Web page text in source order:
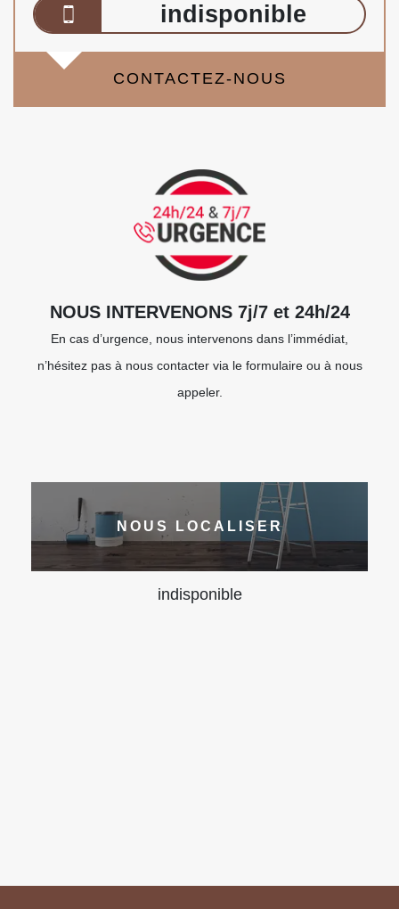
indisponible
CONTACTEZ-NOUS
NOUS INTERVENONS 7j/7 et 24h/24
En cas d’urgence, nous intervenons dans l’immédiat,
n’hésitez pas à nous contacter via le formulaire ou à nous
appeler.
NOUS LOCALISER
indisponible